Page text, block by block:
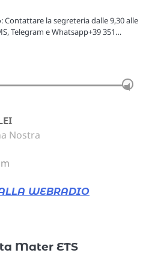
Contattare la segreteria dalle 9,30 alle
Telegram e Whatsapp+39 351…
Nostra
WEBRADIO
Mater ETS